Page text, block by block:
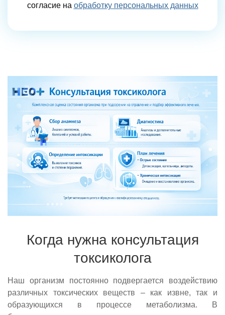
согласие на обработку персональных данных
Когда нужна консультация
токсиколога
Наш организм постоянно подвергается воздействию
различных токсических веществ – как извне, так и
образующихся в процессе метаболизма. В